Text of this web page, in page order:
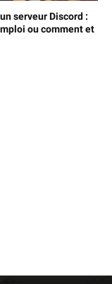
serveur Discord :
ou comment et